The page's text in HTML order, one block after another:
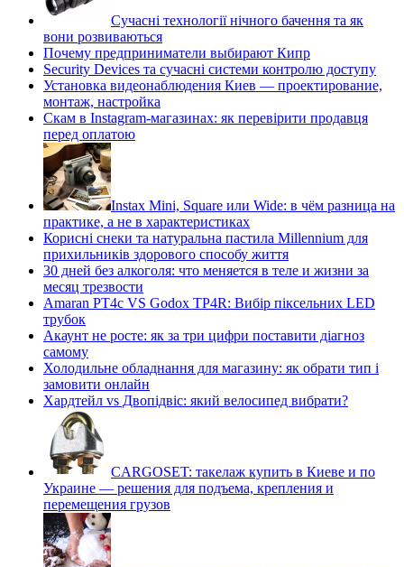
Сучасні технології нічного бачення та як
вони розвиваються
Почему предприниматели выбирают Кипр
Security Devices та сучасні системи контролю доступу
Установка видеонаблюдения Киев — проектирование,
монтаж, настройка
Скам в Instagram-магазинах: як перевірити продавця
перед оплатою
Instax Mini, Square или Wide: в чём разница на
практике, а не в характеристиках
Корисні снеки та натуральна пастила Millennium для
прихильників здорового способу життя
30 дней без алкоголя: что меняется в теле и жизни за
месяц трезвости
Amaran PT4c VS Godox TP4R: Вибір піксельних LED
трубок
Акаунт не росте: як за три цифри поставити діагноз
самому
Холодильне обладнання для магазину: як обрати тип і
замовити онлайн
Хардтейл vs Двопідвіс: який велосипед вибрати?
CARGOSET: такелаж купить в Киеве и по
Украине — решения для подъема, крепления и
перемещения грузов